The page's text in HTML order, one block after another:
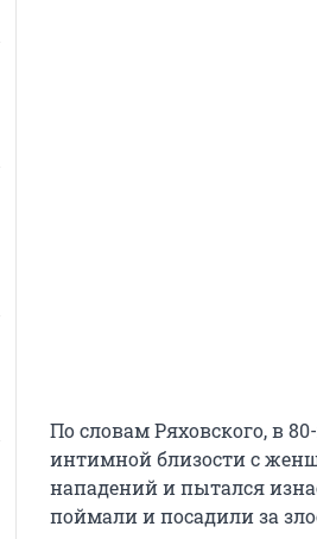
По словам Ряховского, в
интимной близости с
нападений и пытался
поймали и посадили за